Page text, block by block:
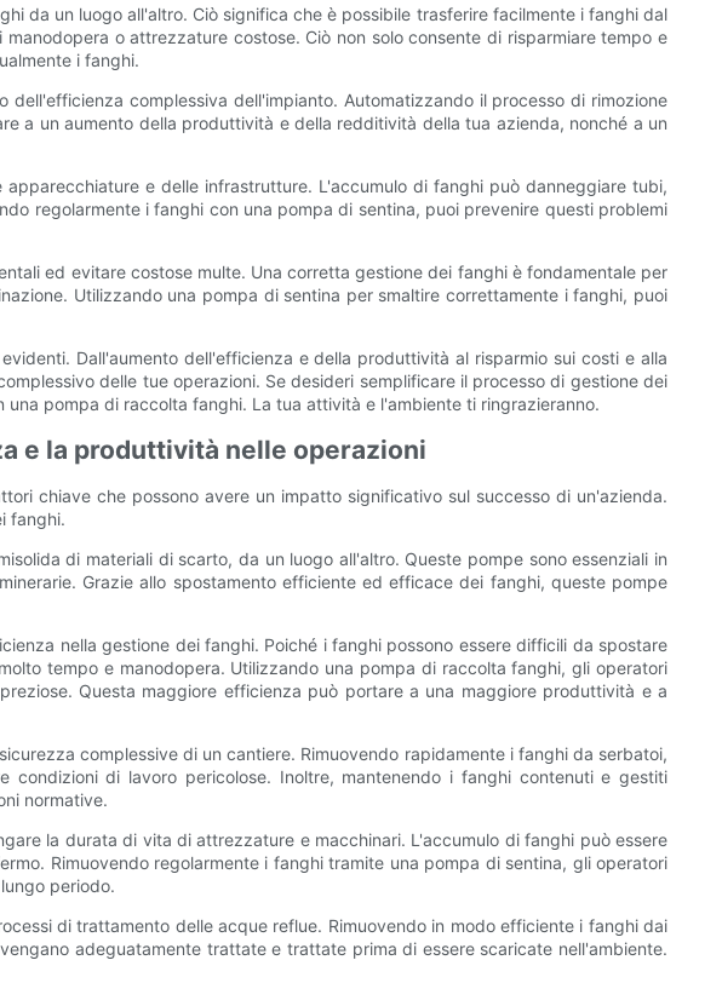
da un luogo all'altro. Ciò significa che è possibile trasferire facilmente i fanghi dal
o attrezzature costose. Ciò non solo consente di risparmiare tempo e
i fanghi.
complessiva dell'impianto. Automatizzando il processo di rimozione
a un aumento della produttività e della redditività della tua azienda, nonché a un
e delle infrastrutture. L'accumulo di fanghi può danneggiare tubi,
regolarmente i fanghi con una pompa di sentina, puoi prevenire questi problemi
ed evitare costose multe. Una corretta gestione dei fanghi è fondamentale per
Utilizzando una pompa di sentina per smaltire correttamente i fanghi, puoi
Dall'aumento dell'efficienza e della produttività al risparmio sui costi e alla
delle tue operazioni. Se desideri semplificare il processo di gestione dei
pompa di raccolta fanghi. La tua attività e l'ambiente ti ringrazieranno.
e la produttività nelle operazioni
chiave che possono avere un impatto significativo sul successo di un'azienda.
fanghi.
di materiali di scarto, da un luogo all'altro. Queste pompe sono essenziali in
Grazie allo spostamento efficiente ed efficace dei fanghi, queste pompe
nella gestione dei fanghi. Poiché i fanghi possono essere difficili da spostare
tempo e manodopera. Utilizzando una pompa di raccolta fanghi, gli operatori
Questa maggiore efficienza può portare a una maggiore produttività e a
complessive di un cantiere. Rimuovendo rapidamente i fanghi da serbatoi,
di lavoro pericolose. Inoltre, mantenendo i fanghi contenuti e gestiti
normative.
la durata di vita di attrezzature e macchinari. L'accumulo di fanghi può essere
Rimuovendo regolarmente i fanghi tramite una pompa di sentina, gli operatori
periodo.
di trattamento delle acque reflue. Rimuovendo in modo efficiente i fanghi dai
adeguatamente trattate e trattate prima di essere scaricate nell'ambiente.